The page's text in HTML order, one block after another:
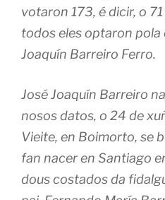
votaron 173, é dicir, o
todos eles optaron pola
Joaquín Barreiro Ferro.
José Joaquín Barreiro
nosos datos, o 24 de
Vieite, en Boimorto, se
fan nacer en Santiago
dous costados da